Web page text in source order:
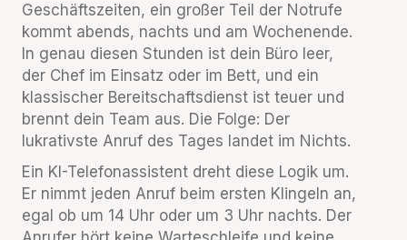
Geschäftszeiten, ein großer Teil der Notrufe
kommt abends, nachts und am Wochenende.
In genau diesen Stunden ist dein Büro leer,
der Chef im Einsatz oder im Bett, und ein
klassischer Bereitschaftsdienst ist teuer und
brennt dein Team aus. Die Folge: Der
lukrativste Anruf des Tages landet im Nichts.
Ein KI-Telefonassistent dreht diese Logik um.
Er nimmt jeden Anruf beim ersten Klingeln an,
egal ob um 14 Uhr oder um 3 Uhr nachts. Der